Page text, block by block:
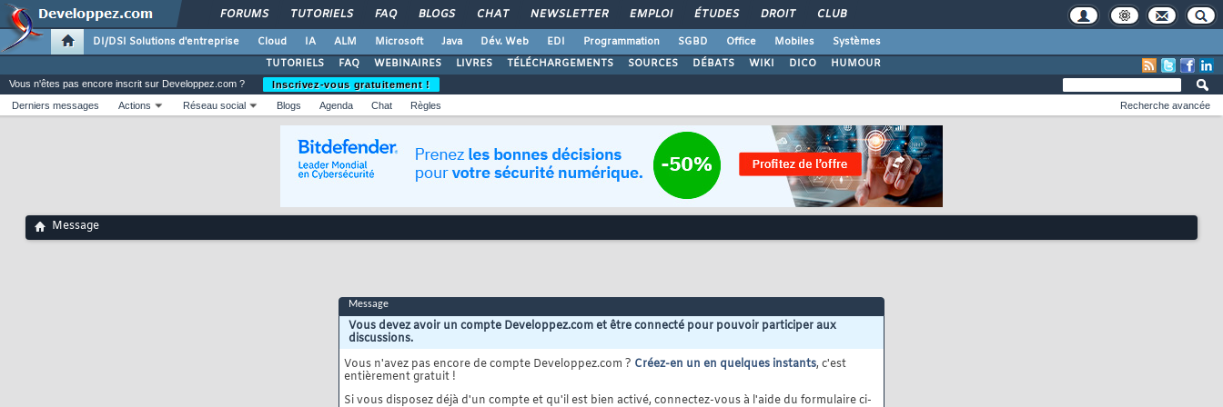
FORUMS TUTORIELS FAQ BLOGS CHAT NEWSLETTER EMPLOI ÉTUDES DROIT CLUB
DI/DSI Solutions d'entreprise Cloud IA ALM Microsoft Java Dév. Web EDI Programmation SGBD Office Mobiles
Systèmes
TUTORIELS
FAQ WEBINAIRES LIVRES TÉLÉCHARGEMENTS SOURCES DÉBATS WIKI DICO HUMOUR
Vous n'êtes pas encore inscrit sur Developpez.com ?
Inscrivez-vous gratuitement !
Derniers messages
Actions Réseau social Blogs Agenda Chat Règles Recherche avancée
Message
Message
Vous devez avoir un compte Developpez.com et être connecté pour pouvoir participer aux
discussions.
Vous n'avez pas encore de compte Developpez.com ? Créez-en un en quelques instants, c'est
entièrement gratuit !
Si vous disposez déjà d'un compte et qu'il est bien activé, connectez-vous à l'aide du formulaire ci-